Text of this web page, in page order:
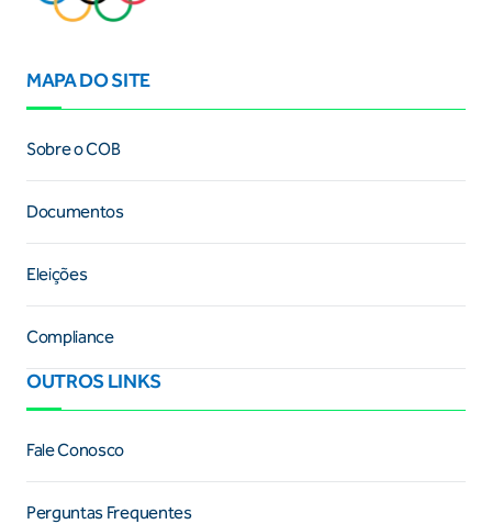
MAPA DO SITE
Sobre o COB
Documentos
Eleições
Compliance
OUTROS LINKS
Fale Conosco
Perguntas Frequentes